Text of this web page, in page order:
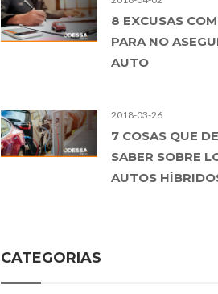
8 EXCUSAS
PARA NO
AUTO
2018-03-26
7 COSAS QUE
SABER SOBRE
AUTOS
CATEGORIAS